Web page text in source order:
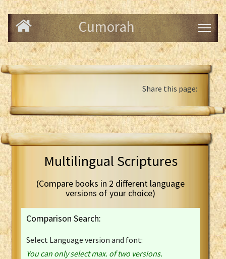
Cumorah
Share this page:
Multilingual Scriptures
(Compare books in 2 different language
versions of your choice)
Comparison Search:
Select Language version and font:
You can only select max. of two versions.